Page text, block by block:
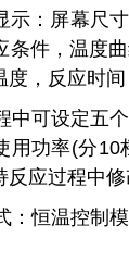
示：屏幕尺
条件，温度
，反应时间
中可设定五
用功率(分10
应过程中修
：恒温控制